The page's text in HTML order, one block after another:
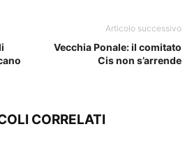
Articolo successivo
Vecchia Ponale: il comitato
Cis non s’arrende
CORRELATI